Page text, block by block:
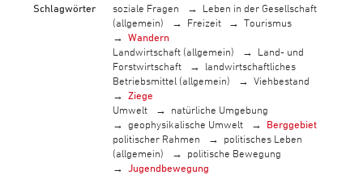
Schlagwörter
soziale Fragen
Leben in der Gesellschaft
(allgemein)
Freizeit
Tourismus
Wandern
Landwirtschaft (allgemein)
Land- und
Forstwirtschaft
landwirtschaftliches
Betriebsmittel (allgemein)
Viehbestand
Ziege
Umwelt
natürliche Umgebung
geophysikalische Umwelt
Berggebiet
politischer Rahmen
politisches Leben
(allgemein)
politische Bewegung
Jugendbewegung